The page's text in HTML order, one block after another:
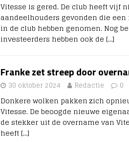
Vitesse is gered. De club heeft vijf
aandeelhouders gevonden die
in de club hebben genomen. Nog
investeerders hebben ook de […]
Franke zet streep door
30 oktober 2024 Redactie 0
Donkere wolken pakken zich
Vitesse. De beoogde nieuwe
de stekker uit de overname van
heeft […]